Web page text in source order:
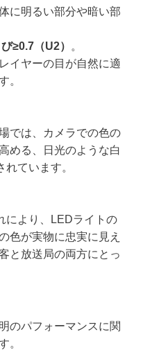
に明るい部分や暗い部
≥0.7（U2）
。
イヤーの目が自然に適
。
では、カメラでの色の
める、日光のような白
ています。
により、LEDライトの
色が実物に忠実に見え
と放送局の両方にとっ
のパフォーマンスに関
。